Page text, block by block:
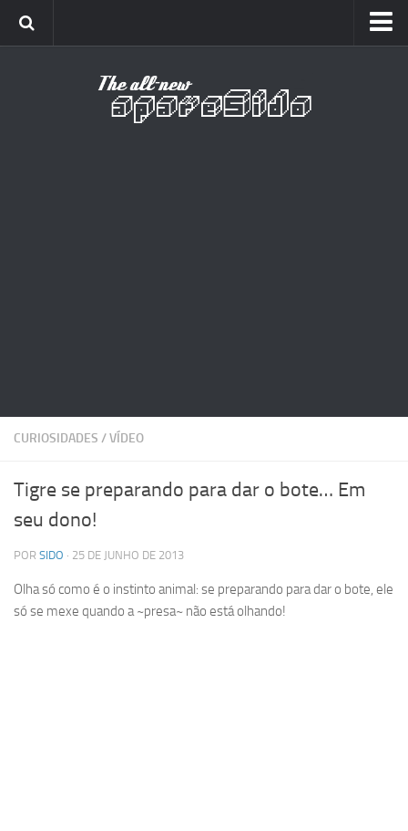
CURIOSIDADES /VÍDEO
Tigre se preparando para dar o bote… Em
seu dono!
POR SIDO · 25 DE JUNHO DE 2013
Olha só como é o instinto animal: se preparando para dar o bote, ele
só se mexe quando a ~presa~ não está olhando!